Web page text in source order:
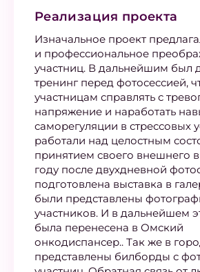
Реализация проекта
Изначальное проект
и профессиональное
участниц. В дальнейшим был
тренинг перед фотосессией,
участницам справлять с
напряжение и наработать
саморегуляции в стрессовых
работали над целостным
принятием своего внешнего
году после двухдневной
подготовлена выставка в
были представлены
участников. И в дальнейшем
была перенесена в Омский
онкодиспансер.. Так же в
представлены билборды с